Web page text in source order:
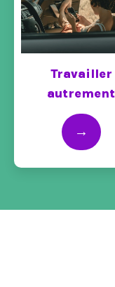
Travailler
autrement
→